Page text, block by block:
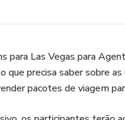
para Las Vegas para
que precisa saber sobre
pacotes de viagem